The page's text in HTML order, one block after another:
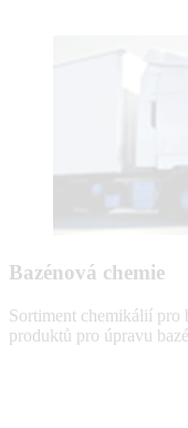
Bazénová chemie
Sortiment chemikálií pro
produktů pro úpravu